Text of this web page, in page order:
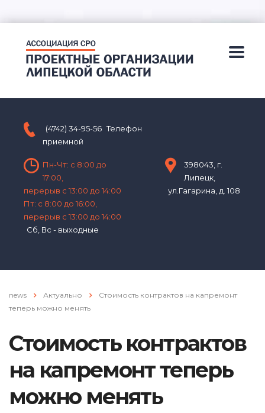
(4742) 34-95-56 Телефон
приемной
Пн-Чт: с 8:00 до
17:00,
перерыв с 13:00 до 14:00
Пт: с 8:00 до 16:00,
перерыв с 13:00 до 14:00
Сб, Вс - выходные
398043, г.
Липецк,
ул.Гагарина, д. 108
news Актуально
Стоимость контрактов на капремонт
теперь можно менять
Стоимость контрактов
на капремонт теперь
можно менять